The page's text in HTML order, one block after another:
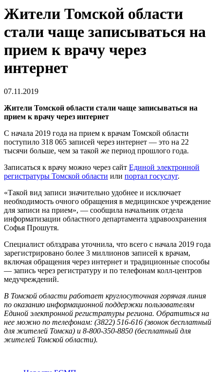
Жители Томской области
стали чаще записываться на
прием к врачу через
интернет
07.11.2019
Жители Томской области стали чаще записываться на
прием к врачу через интернет
С начала 2019 года на прием к врачам Томской области
поступило 318 065 записей через интернет — это на 22
тысячи больше, чем за такой же период прошлого года.
Записаться к врачу можно через сайт Единой электронной
регистратуры Томской области или портал госуслуг.
«Такой вид записи значительно удобнее и исключает
необходимость очного обращения в медицинское учреждение
для записи на прием», — сообщила начальник отдела
информатизации областного департамента здравоохранения
Софья Прошутя.
Специалист облздрава уточнила, что всего с начала 2019 года
зарегистрировано более 3 миллионов записей к врачам,
включая обращения через интернет и традиционные способы
— запись через регистратуру и по телефонам колл-центров
медучреждений.
В Томской области работает круглосуточная горячая линия
по оказанию информационной поддержки пользователям
Единой электронной регистратуры региона. Обратиться на
нее можно по телефонам: (3822) 516-616 (звонок бесплатный
для жителей Томска) и 8-800-350-8850 (бесплатный для
жителей Томской области).